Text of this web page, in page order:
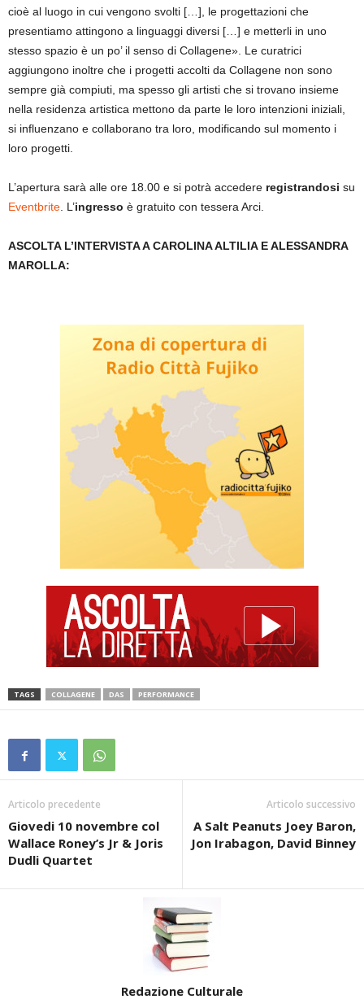
cioè al luogo in cui vengono svolti […], le progettazioni che
presentiamo attingono a linguaggi diversi […] e metterli in uno
stesso spazio è un po’ il senso di Collagene». Le curatrici
aggiungono inoltre che i progetti accolti da Collagene non sono
sempre già compiuti, ma spesso gli artisti che si trovano insieme
nella residenza artistica mettono da parte le loro intenzioni iniziali,
si influenzano e collaborano tra loro, modificando sul momento i
loro progetti.
L’apertura sarà alle ore 18.00 e si potrà accedere registrandosi su
Eventbrite. L’ingresso è gratuito con tessera Arci.
ASCOLTA L’INTERVISTA A CAROLINA ALTILIA E ALESSANDRA
MAROLLA:
TAGS COLLAGENE DAS PERFORMANCE
Articolo precedente
Giovedi 10 novembre col
Wallace Roney’s Jr & Joris
Dudli Quartet
Articolo successivo
A Salt Peanuts Joey Baron,
Jon Irabagon, David Binney
Redazione Culturale